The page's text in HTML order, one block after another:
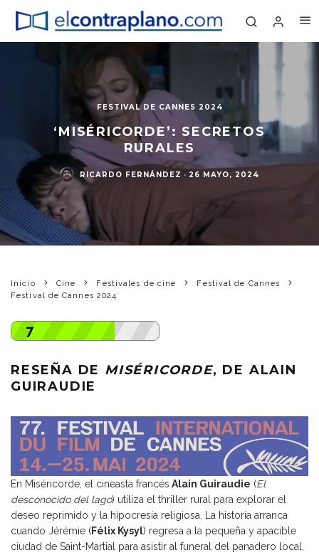
FESTIVAL DE CANNES 2024
‘MISÉRICORDE’: SECRETOS
RURALES
RICARDO FERNÁNDEZ · 26 MAYO, 2024
Inicio Cine Festivales de cine
Festival de Cannes
Festival de Cannes 2024
7
RESEÑA DE MISÉRICORDE, DE ALAIN
GUIRAUDIE
En Miséricorde, el cineasta francés Alain Guiraudie (El
desconocido del lago) utiliza el thriller rural para explorar el
deseo reprimido y la hipocresía religiosa. La historia arranca
cuando Jérémie (Félix Kysyl) regresa a la pequeña y apacible
ciudad de Saint-Martial para asistir al funeral del panadero local,